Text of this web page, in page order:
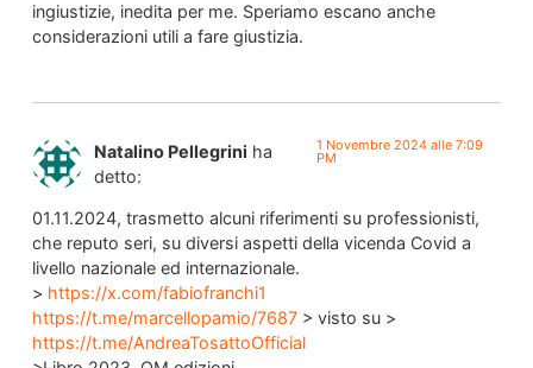
ingiustizie, inedita per me. Speriamo escano anche
considerazioni utili a fare giustizia.
Natalino Pellegrini ha
detto:
1 Novembre 2024 alle 7:09
PM
01.11.2024, trasmetto alcuni riferimenti su professionisti,
che reputo seri, su diversi aspetti della vicenda Covid a
livello nazionale ed internazionale.
> https://x.com/fabiofranchi1
https://t.me/marcellopamio/7687> visto su >
https://t.me/AndreaTosattoOfficial